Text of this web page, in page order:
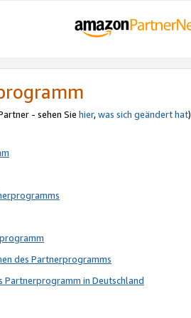
- sehen Sie hier,was sich geändert hat)
des Partnerprogramms
Partnerprogramm in Deutschland